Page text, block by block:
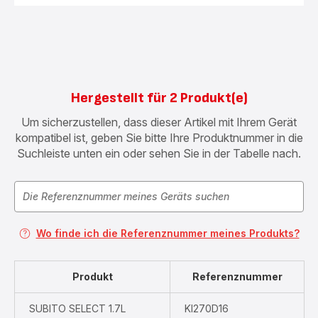
Hergestellt für 2 Produkt(e)
Um sicherzustellen, dass dieser Artikel mit Ihrem Gerät
kompatibel ist, geben Sie bitte Ihre Produktnummer in die
Suchleiste unten ein oder sehen Sie in der Tabelle nach.
Wo finde ich die Referenznummer meines Produkts?
Produkt Referenznummer
SUBITO SELECT 1.7L KI270D16